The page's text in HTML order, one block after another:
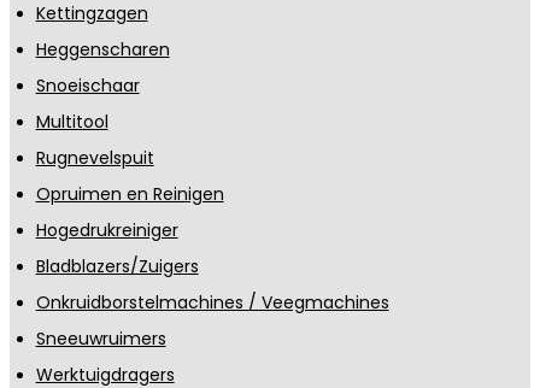
Kettingzagen
Heggenscharen
Snoeischaar
Multitool
Rugnevelspuit
Opruimen en Reinigen
Hogedrukreiniger
Bladblazers/Zuigers
Onkruidborstelmachines / Veegmachines
Sneeuwruimers
Werktuigdragers